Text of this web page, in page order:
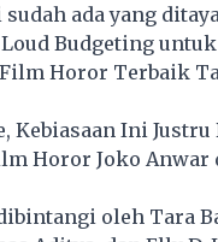
ada yang
Budgeting
Horor Terbaik
Kebiasaan Ini
Horor Joko
oleh Tara